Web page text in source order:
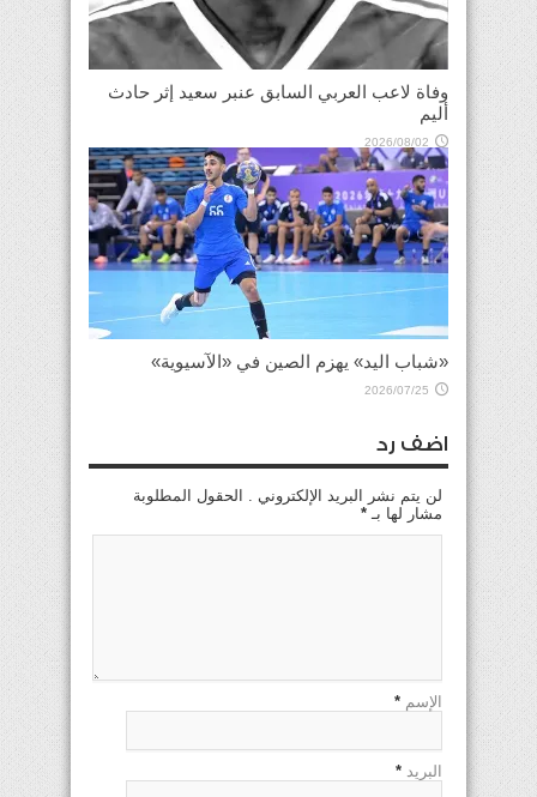
وفاة لاعب العربي السابق عنبر سعيد إثر حادث
أليم
2026/08/02
«شباب اليد» يهزم الصين في «الآسيوية»
2026/07/25
اضف رد
لن يتم نشر البريد الإلكتروني . الحقول المطلوبة
مشار لها بـ *
الإسم *
البريد *